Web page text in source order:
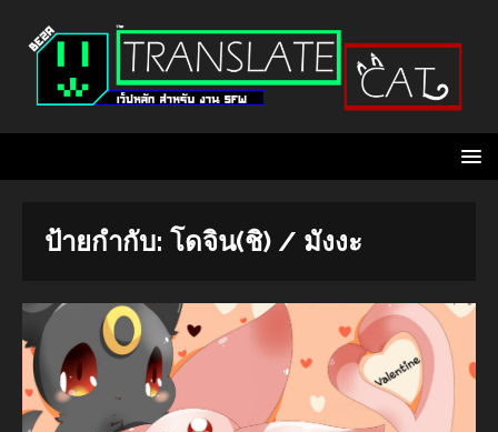
ป้ายกำกับ: โดจิน(ชิ) / มังงะ